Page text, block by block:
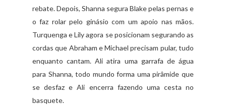
rebate. Depois, Shanna segura Blake pelas pernas e
o faz rolar pelo ginásio com um apoio nas mãos.
Turquenga e Lily agora se posicionam segurando as
cordas que Abraham e Michael precisam pular, tudo
enquanto cantam. Ali atira uma garrafa de água
para Shanna, todo mundo forma uma pirâmide que
se desfaz e Ali encerra fazendo uma cesta no
basquete.